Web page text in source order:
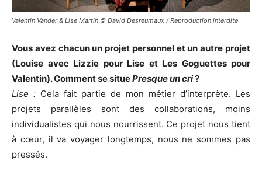
Valentin Vander & Lise Martin © David Desreumaux / Reproduction interdite
Vous avez chacun un projet personnel et un autre projet
(Louise avec Lizzie pour Lise et Les Goguettes pour
Valentin). Comment se situePresque un cri?
Lise : Cela fait partie de mon métier d’interprète. Les
projets parallèles sont des collaborations, moins
individualistes qui nous nourrissent. Ce projet nous tient
à cœur, il va voyager longtemps, nous ne sommes pas
pressés.